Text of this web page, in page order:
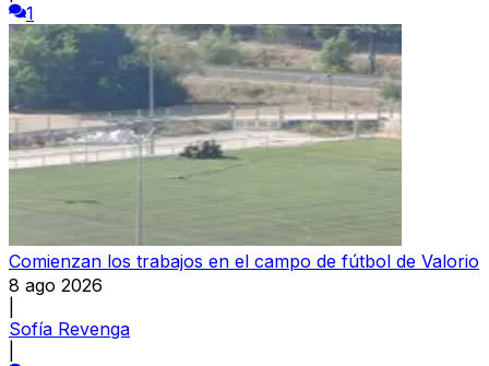
1
Comienzan los trabajos en el campo de fútbol de Valorio
8 ago 2026
Sofía Revenga